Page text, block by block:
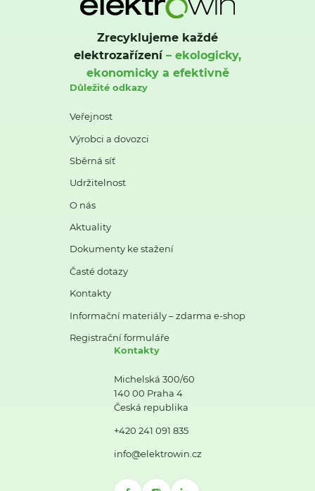
Zrecyklujeme každé
elektrozařízení– ekologicky,
ekonomicky a efektivně
Důležité odkazy
Veřejnost
Výrobci a dovozci
Sběrná síť
Udržitelnost
O nás
Aktuality
Dokumenty ke stažení
Časté dotazy
Kontakty
Informační materiály – zdarma e-shop
Registrační formuláře
Kontakty
Michelská 300/60
140 00 Praha 4
Česká republika
+420 241 091 835
info@elektrowin.cz